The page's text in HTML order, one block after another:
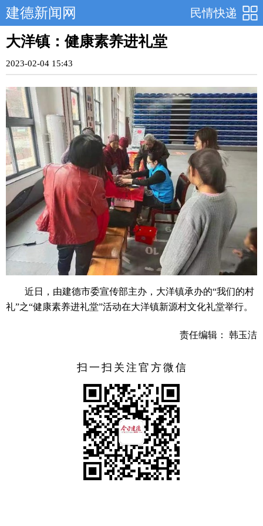
民情快递
建德新闻网
大洋镇：健康素养进礼堂
2023-02-04 15:43
近日，由建德市委宣传部主办，大洋镇承办的“我们的村
礼”之“健康素养进礼堂”活动在大洋镇新源村文化礼堂举行。
责任编辑： 韩玉洁
扫一扫关注官方微信